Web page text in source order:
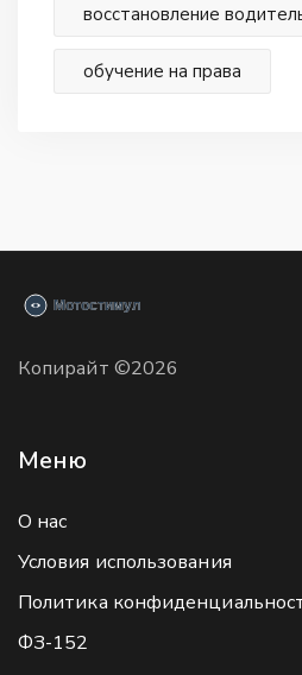
восстановление
обучение на права
Копирайт ©2026
Меню
О нас
Условия использования
Политика
ФЗ-152